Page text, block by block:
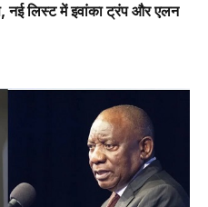
नई लिस्ट में इवांका ट्रंप और एलन